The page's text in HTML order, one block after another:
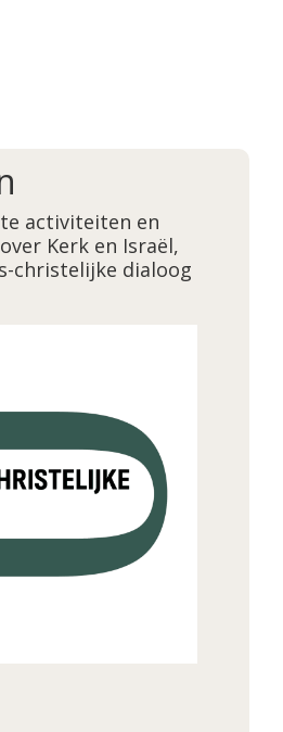
activiteiten en
Kerk en Israël,
christelijke dialoog